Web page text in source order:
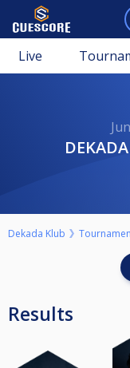
Live
Dekada Klub
Results